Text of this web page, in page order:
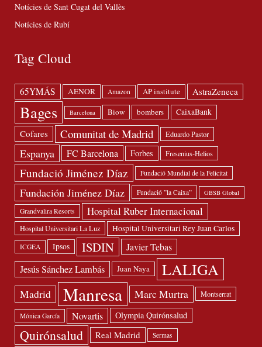
Notícies de Sant Cugat del Vallès
Notícies de Rubí
Tag Cloud
65YMÁS AENOR Amazon AP institute AstraZeneca
Bages Barcelona Biow bombers CaixaBank
Cofares Comunitat de Madrid Eduardo Pastor
Espanya FC Barcelona Forbes Fresenius-Helios
Fundació Jiménez Díaz Fundació Mundial de la Felicitat
Fundación Jiménez Díaz Fundació ”la Caixa” GBSB Global
Grandvalira Resorts Hospital Ruber Internacional
Hospital Universitari La Luz Hospital Universitari Rey Juan Carlos
ICGEA Ipsos ISDIN Javier Tebas
Jesús Sánchez Lambás Juan Naya LALIGA
Madrid Manresa Marc Murtra Montserrat
Mónica García Novartis Olympia Quirónsalud
Quirónsalud Real Madrid Sermas